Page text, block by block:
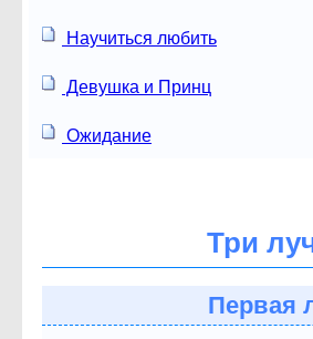
Научиться любить
Девушка и Принц
Ожидание
Три
Первая